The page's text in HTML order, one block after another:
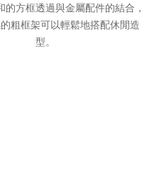
的方框透過與金屬配件的結合，
粗框架可以輕鬆地搭配休閒造
型。